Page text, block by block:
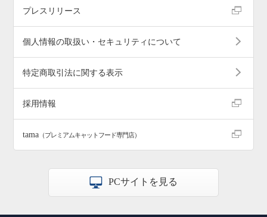
プレスリリース
個人情報の取扱い・セキュリティについて
特定商取引法に関する表示
採用情報
tama （プレミアムキャットフード専門店）
PCサイトを見る